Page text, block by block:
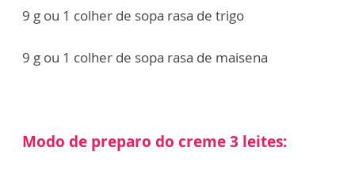
9 g ou 1 colher de sopa rasa de trigo
9 g ou 1 colher de sopa rasa de maisena
Modo de preparo do creme 3 leites: